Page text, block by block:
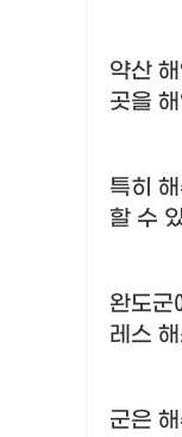
약산
곳을
특히
할 수
완도군
레스
군은